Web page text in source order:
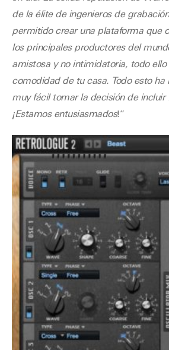
de la élite de ingenieros de
permitido crear una plataforma que
los principales productores del
amistosa y no intimidatoria, todo ello
comodidad de tu casa. Todo esto ha
muy fácil tomar la decisión de incluir
¡Estamos entusiasmados!”